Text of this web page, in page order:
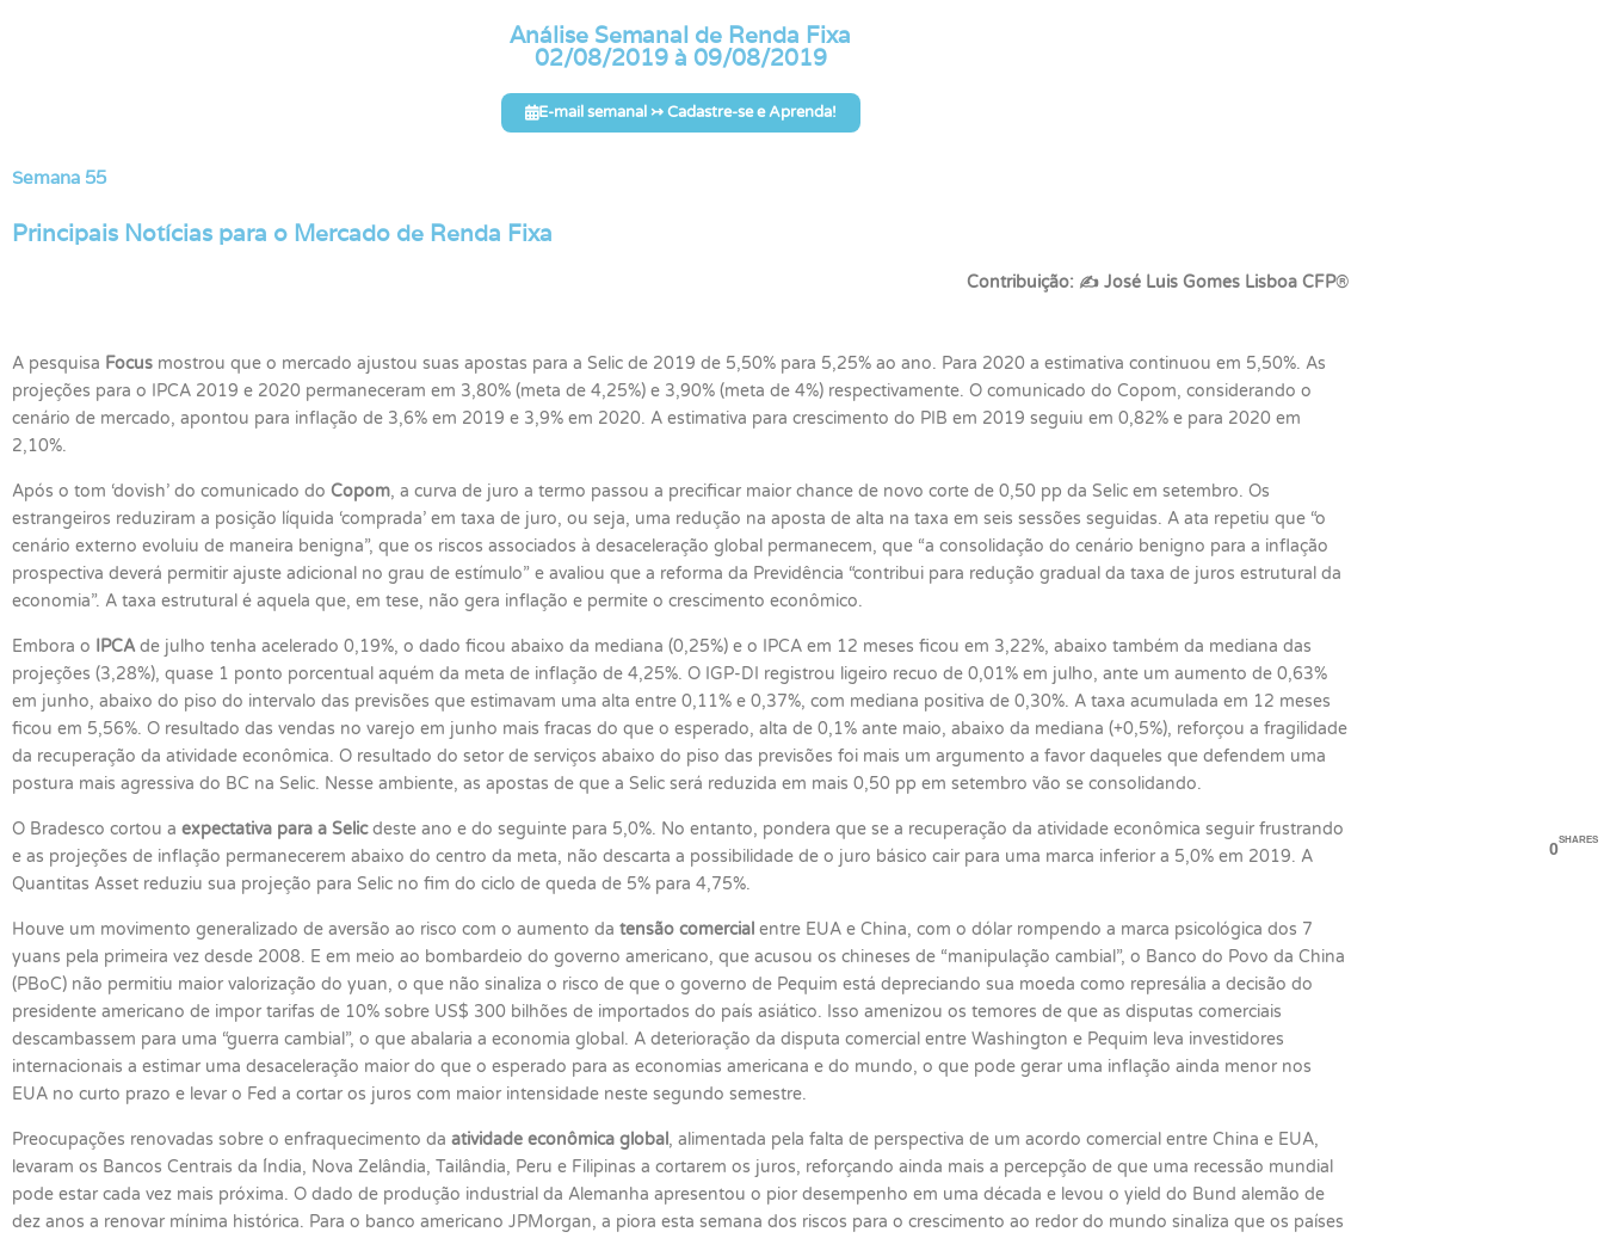
Análise Semanal de Renda Fixa
02/08/2019 à 09/08/2019
E-mail semanal ↣ Cadastre-se e Aprenda!
Semana 55
Principais Notícias para o Mercado de Renda Fixa
Contribuição: ✍ José Luis Gomes Lisboa CFP®
A pesquisa Focus mostrou que o mercado ajustou suas apostas para a Selic de 2019 de 5,50% para 5,25% ao ano. Para 2020 a estimativa continuou em 5,50%. As
projeções para o IPCA 2019 e 2020 permaneceram em 3,80% (meta de 4,25%) e 3,90% (meta de 4%) respectivamente. O comunicado do Copom, considerando o
cenário de mercado, apontou para inflação de 3,6% em 2019 e 3,9% em 2020. A estimativa para crescimento do PIB em 2019 seguiu em 0,82% e para 2020 em
2,10%.
Após o tom ‘dovish’ do comunicado do Copom, a curva de juro a termo passou a precificar maior chance de novo corte de 0,50 pp da Selic em setembro. Os
estrangeiros reduziram a posição líquida ‘comprada’ em taxa de juro, ou seja, uma redução na aposta de alta na taxa em seis sessões seguidas. A ata repetiu que “o
cenário externo evoluiu de maneira benigna”, que os riscos associados à desaceleração global permanecem, que “a consolidação do cenário benigno para a inflação
prospectiva deverá permitir ajuste adicional no grau de estímulo” e avaliou que a reforma da Previdência “contribui para redução gradual da taxa de juros estrutural da
economia”. A taxa estrutural é aquela que, em tese, não gera inflação e permite o crescimento econômico.
Embora o IPCA de julho tenha acelerado 0,19%, o dado ficou abaixo da mediana (0,25%) e o IPCA em 12 meses ficou em 3,22%, abaixo também da mediana das
projeções (3,28%), quase 1 ponto porcentual aquém da meta de inflação de 4,25%. O IGP-DI registrou ligeiro recuo de 0,01% em julho, ante um aumento de 0,63%
em junho, abaixo do piso do intervalo das previsões que estimavam uma alta entre 0,11% e 0,37%, com mediana positiva de 0,30%. A taxa acumulada em 12 meses
ficou em 5,56%. O resultado das vendas no varejo em junho mais fracas do que o esperado, alta de 0,1% ante maio, abaixo da mediana (+0,5%), reforçou a fragilidade
da recuperação da atividade econômica. O resultado do setor de serviços abaixo do piso das previsões foi mais um argumento a favor daqueles que defendem uma
postura mais agressiva do BC na Selic. Nesse ambiente, as apostas de que a Selic será reduzida em mais 0,50 pp em setembro vão se consolidando.
O Bradesco cortou a expectativa para a Selicdeste ano e do seguinte para 5,0%. No entanto, pondera que se a recuperação da atividade econômica seguir frustrando
e as projeções de inflação permanecerem abaixo do centro da meta, não descarta a possibilidade de o juro básico cair para uma marca inferior a 5,0% em 2019. A
Quantitas Asset reduziu sua projeção para Selic no fim do ciclo de queda de 5% para 4,75%.
Houve um movimento generalizado de aversão ao risco com o aumento da tensão comercial entre EUA e China, com o dólar rompendo a marca psicológica dos 7
yuans pela primeira vez desde 2008. E em meio ao bombardeio do governo americano, que acusou os chineses de “manipulação cambial”, o Banco do Povo da China
(PBoC) não permitiu maior valorização do yuan, o que não sinaliza o risco de que o governo de Pequim está depreciando sua moeda como represália a decisão do
presidente americano de impor tarifas de 10% sobre US$ 300 bilhões de importados do país asiático. Isso amenizou os temores de que as disputas comerciais
descambassem para uma “guerra cambial”, o que abalaria a economia global. A deterioração da disputa comercial entre Washington e Pequim leva investidores
internacionais a estimar uma desaceleração maior do que o esperado para as economias americana e do mundo, o que pode gerar uma inflação ainda menor nos
EUA no curto prazo e levar o Fed a cortar os juros com maior intensidade neste segundo semestre.
Preocupações renovadas sobre o enfraquecimento da atividade econômica global, alimentada pela falta de perspectiva de um acordo comercial entre China e EUA,
levaram os Bancos Centrais da Índia, Nova Zelândia, Tailândia, Peru e Filipinas a cortarem os juros, reforçando ainda mais a percepção de que uma recessão mundial
pode estar cada vez mais próxima. O dado de produção industrial da Alemanha apresentou o pior desempenho em uma década e levou o yield do Bund alemão de
dez anos a renovar mínima histórica. Para o banco americano JPMorgan, a piora esta semana dos riscos para o crescimento ao redor do mundo sinaliza que os países
0SHARES